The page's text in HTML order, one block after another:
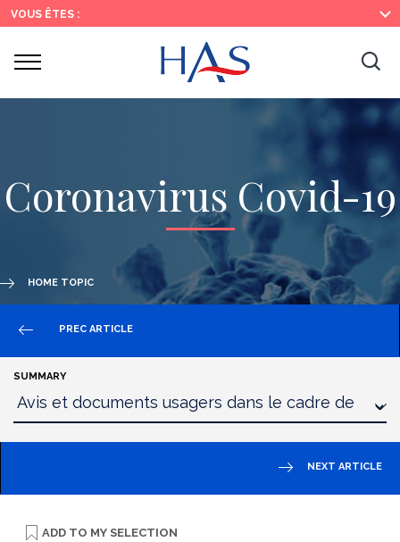
Search
Main
Menu
Main
Content
VOUS ÊTES :
la
Ouvrir
Coronavirus Covid-19
HOME TOPIC
PREC ARTICLE
SUMMARY
NEXT ARTICLE
ADD TO MY SELECTION